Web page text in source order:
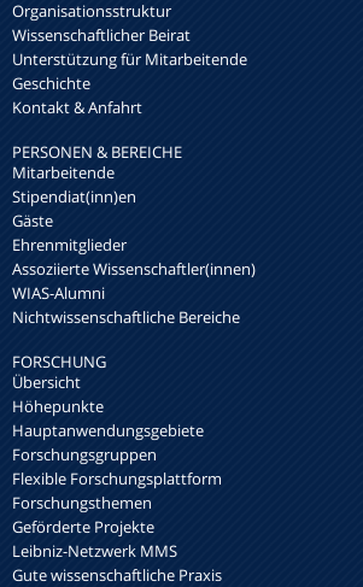
Organisationsstruktur
Wissenschaftlicher Beirat
Unterstützung für Mitarbeitende
Geschichte
Kontakt & Anfahrt
PERSONEN & BEREICHE
Mitarbeitende
Stipendiat(inn)en
Gäste
Ehrenmitglieder
Assoziierte Wissenschaftler(innen)
WIAS-Alumni
Nichtwissenschaftliche Bereiche
FORSCHUNG
Übersicht
Höhepunkte
Hauptanwendungsgebiete
Forschungsgruppen
Flexible Forschungsplattform
Forschungsthemen
Geförderte Projekte
Leibniz-Netzwerk MMS
Gute wissenschaftliche Praxis